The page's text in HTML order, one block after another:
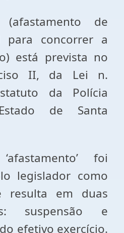
de
para concorrer a
está prevista no
II, da Lei n.
da Polícia
de Santa
foi
legislador como
resulta em duas
suspensão e
efetivo exercício.